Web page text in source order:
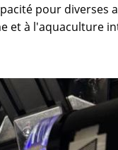
pour diverses
et à l'aquaculture